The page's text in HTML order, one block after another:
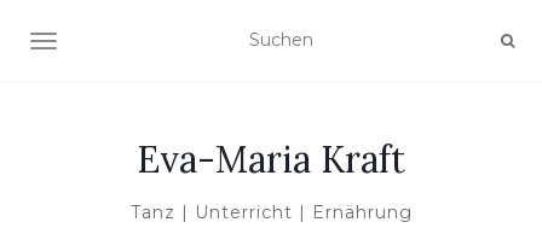
NAVIGATION UMSCHALTEN
Eva-Maria Kraft
Tanz | Unterricht | Ernährung